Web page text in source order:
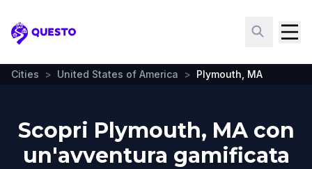
Questo
Cities > United States of America > Plymouth, MA
Scopri Plymouth, MA con
un'avventura gamificata